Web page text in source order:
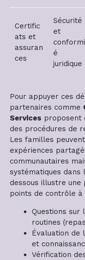
Certific
ats et
assuran
ces
Sécurité
et
é
juridique
Pour appuyer ces
partenaires comme
Services proposent
des procédures de
Les familles
expériences
communautaires
systématiques dans
dessous illustre une
points de contrôle à
Questions sur
routines
Évaluation de
et
Vérification